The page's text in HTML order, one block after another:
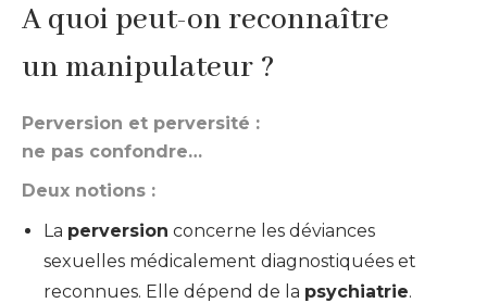
A quoi peut-on reconnaître
un manipulateur ?
Perversion et perversité :
ne pas confondre…
Deux notions :
La perversion concerne les déviances
sexuelles médicalement diagnostiquées et
reconnues. Elle dépend de la psychiatrie.